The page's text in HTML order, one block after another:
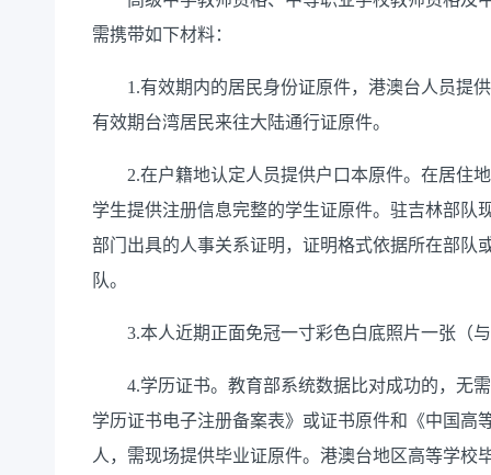
需携带如下材料：
1.有效期内的居民身份证原件，港澳台人员提供
有效期台湾居民来往大陆通行证原件。
2.在户籍地认定人员提供户口本原件。在居住地
学生提供注册信息完整的学生证原件。驻吉林部队
部门出具的人事关系证明，证明格式依据所在部队
队。
3.本人近期正面免冠一寸彩色白底照片一张（
4.学历证书。教育部系统数据比对成功的，无需
学历证书电子注册备案表》或证书原件和《中国高
人，需现场提供毕业证原件。港澳台地区高等学校